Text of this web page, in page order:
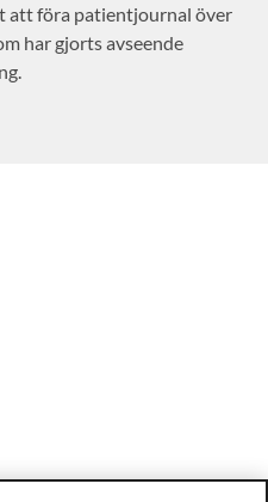
att föra patientjournal över
har gjorts avseende